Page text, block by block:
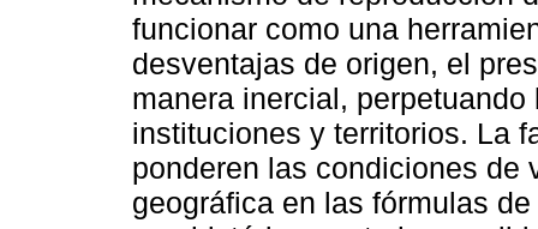
funcionar como una
desventajas de origen, el
manera inercial,
instituciones y territorios. La
ponderen las condiciones de
geográfica en las fórmulas